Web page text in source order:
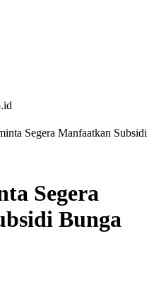
Segera Manfaatkan Subsidi
Segera
Bunga